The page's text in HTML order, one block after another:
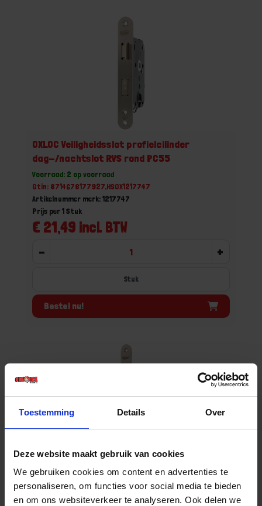
Toestemming Details Over
Deze website maakt gebruik van cookies
We gebruiken cookies om content en advertenties te
personaliseren, om functies voor social media te bieden
en om ons websiteverkeer te analyseren. Ook delen we
OXLOC Veiligheidsslot profielcilinder
dag-/nachtslot RVS rond PC55
Voorraad: 2 op voorraad
Gtin: 8714678177927,HSOX1217747
Artikelnummer merk: 1217747
€ 21,49 incl. BTW
Prijs per 1 Stuk
- +
Stuk
Bestel nu!
OXLOC Veiligheidsslot profielcilinder
dag-/nachtslot RVS rond PC72
Voorraad: 2 op voorraad